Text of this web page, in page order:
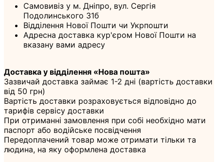
Самовивіз у м. Дніпро, вул. Сергія
Подолинського 31б
Відділення Нової Пошти чи Укрпошти
Адресна доставка кур'єром Нової Пошти на
вказану вами адресу
Доставка у відділення «Нова пошта»
Зазвичай доставка займає 1-2 дні (вартість доставки
від 50 грн)
Вартість доставки розраховується відповідно до
тарифів сервісу доставки
При отриманні замовлення при собі необхідно мати
паспорт або водійське посвідчення
Передоплачений товар може отримати тільки та
людина, на яку оформлена доставка